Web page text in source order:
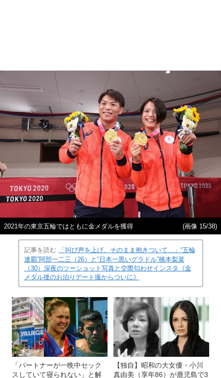
2021年の東京五輪ではともに金メダルを獲得 (画像 15/38)
記事を読む
「叫び声を上げ、そのまま抱きついて…」“五輪
連覇”阿部一二三（26）と“日本一黒いグラドル”橋本梨菜
（30）深夜のツーショット写真と交際匂わせインスタ《金
メダル後のお泊りデート撮からついに》
「パートナーが一晩中セック
スしていて寝られない」と解
【独自】昭和の大女優・小川
真由美（享年86）が鹿児島で3